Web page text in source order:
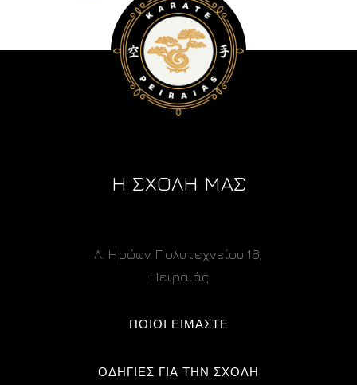
Η ΣΧΟΛΗ ΜΑΣ
Λ. Ηρώων Πολυτεχνείου 16,
Πειραιάς
ΠΟΙΟΙ ΕΙΜΑΣΤΕ
ΟΔΗΓΙΕΣ ΓΙΑ ΤΗΝ ΣΧΟΛΗ